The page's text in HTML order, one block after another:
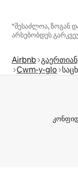
*შესაძლოა, ზოგან
არსებობდეს
Airbnb
Cwm-y-glo